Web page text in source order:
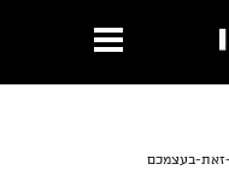
זאת-בעצמכם